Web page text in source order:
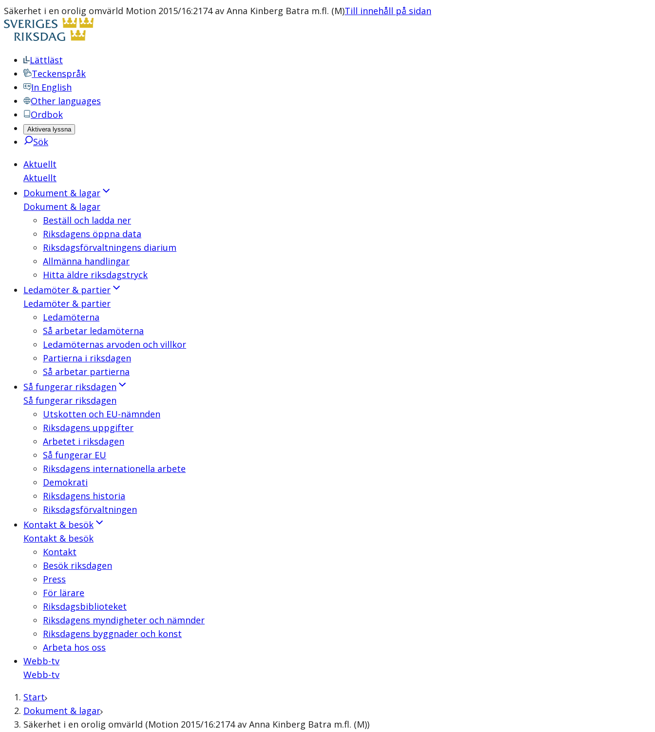
Säkerhet i en orolig omvärld Motion 2015/16:2174 av Anna Kinberg Batra m.fl. (M)Till innehåll på sidan
Lättläst
Teckenspråk
In English
Other languages
Ordbok
Aktivera lyssna
Sök
Aktuellt
Aktuellt
Dokument & lagar
Dokument & lagar
Beställ och ladda ner
Riksdagens öppna data
Riksdagsförvaltningens diarium
Allmänna handlingar
Hitta äldre riksdagstryck
Ledamöter & partier
Ledamöter & partier
Ledamöterna
Så arbetar ledamöterna
Ledamöternas arvoden och villkor
Partierna i riksdagen
Så arbetar partierna
Så fungerar riksdagen
Så fungerar riksdagen
Utskotten och EU-nämnden
Riksdagens uppgifter
Arbetet i riksdagen
Så fungerar EU
Riksdagens internationella arbete
Demokrati
Riksdagens historia
Riksdagsförvaltningen
Kontakt & besök
Kontakt & besök
Kontakt
Besök riksdagen
Press
För lärare
Riksdagsbiblioteket
Riksdagens myndigheter och nämnder
Riksdagens byggnader och konst
Arbeta hos oss
Webb-tv
Webb-tv
Start
Dokument & lagar
Säkerhet i en orolig omvärld (Motion 2015/16:2174 av Anna Kinberg Batra m.fl. (M))